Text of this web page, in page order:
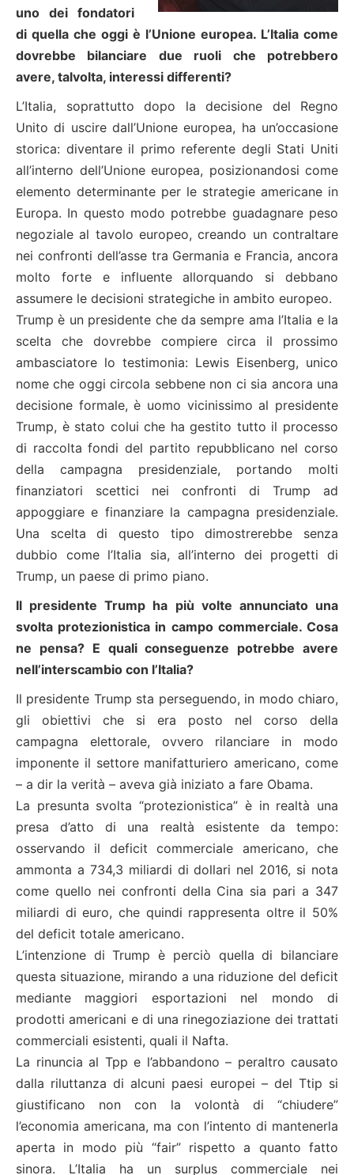
uno dei fondatori
di quella che oggi è l’Unione europea. L’Italia come
dovrebbe bilanciare due ruoli che potrebbero
avere, talvolta, interessi differenti?
L’Italia, soprattutto dopo la decisione del Regno
Unito di uscire dall’Unione europea, ha un’occasione
storica: diventare il primo referente degli Stati Uniti
all’interno dell’Unione europea, posizionandosi come
elemento determinante per le strategie americane in
Europa. In questo modo potrebbe guadagnare peso
negoziale al tavolo europeo, creando un contraltare
nei confronti dell’asse tra Germania e Francia, ancora
molto forte e influente allorquando si debbano
assumere le decisioni strategiche in ambito europeo.
Trump è un presidente che da sempre ama l’Italia e la
scelta che dovrebbe compiere circa il prossimo
ambasciatore lo testimonia: Lewis Eisenberg, unico
nome che oggi circola sebbene non ci sia ancora una
decisione formale, è uomo vicinissimo al presidente
Trump, è stato colui che ha gestito tutto il processo
di raccolta fondi del partito repubblicano nel corso
della campagna presidenziale, portando molti
finanziatori scettici nei confronti di Trump ad
appoggiare e finanziare la campagna presidenziale.
Una scelta di questo tipo dimostrerebbe senza
dubbio come l’Italia sia, all’interno dei progetti di
Trump, un paese di primo piano.
Il presidente Trump ha più volte annunciato una
svolta protezionistica in campo commerciale. Cosa
ne pensa? E quali conseguenze potrebbe avere
nell’interscambio con l’Italia?
Il presidente Trump sta perseguendo, in modo chiaro,
gli obiettivi che si era posto nel corso della
campagna elettorale, ovvero rilanciare in modo
imponente il settore manifatturiero americano, come
– a dir la verità – aveva già iniziato a fare Obama.
La presunta svolta “protezionistica” è in realtà una
presa d’atto di una realtà esistente da tempo:
osservando il deficit commerciale americano, che
ammonta a 734,3 miliardi di dollari nel 2016, si nota
come quello nei confronti della Cina sia pari a 347
miliardi di euro, che quindi rappresenta oltre il 50%
del deficit totale americano.
L’intenzione di Trump è perciò quella di bilanciare
questa situazione, mirando a una riduzione del deficit
mediante maggiori esportazioni nel mondo di
prodotti americani e di una rinegoziazione dei trattati
commerciali esistenti, quali il Nafta.
La rinuncia al Tpp e l’abbandono – peraltro causato
dalla riluttanza di alcuni paesi europei – del Ttip si
giustificano non con la volontà di “chiudere”
l’economia americana, ma con l’intento di mantenerla
aperta in modo più “fair” rispetto a quanto fatto
sinora. L’Italia ha un surplus commerciale nei